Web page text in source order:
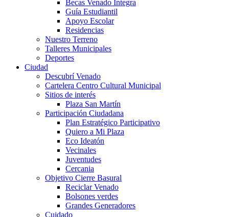
Becas Venado Integra
Guía Estudiantil
Apoyo Escolar
Residencias
Nuestro Terreno
Talleres Municipales
Deportes
Ciudad
Descubrí Venado
Cartelera Centro Cultural Municipal
Sitios de interés
Plaza San Martín
Participación Ciudadana
Plan Estratégico Participativo
Quiero a Mi Plaza
Eco Ideatón
Vecinales
Juventudes
Cercania
Objetivo Cierre Basural
Reciclar Venado
Bolsones verdes
Grandes Generadores
Cuidado